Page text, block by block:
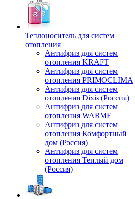
Теплоноситель для систем
отопления
Антифриз для систем
отопления KRAFT
Антифриз для систем
отопления PRIMOCLIMA
Антифриз для систем
отопления Dixis (Россия)
Антифриз для систем
отопления WARME
Антифриз для систем
отопления Комфортный
дом (Россия)
Антифриз для систем
отопления Теплый дом
(Россия)